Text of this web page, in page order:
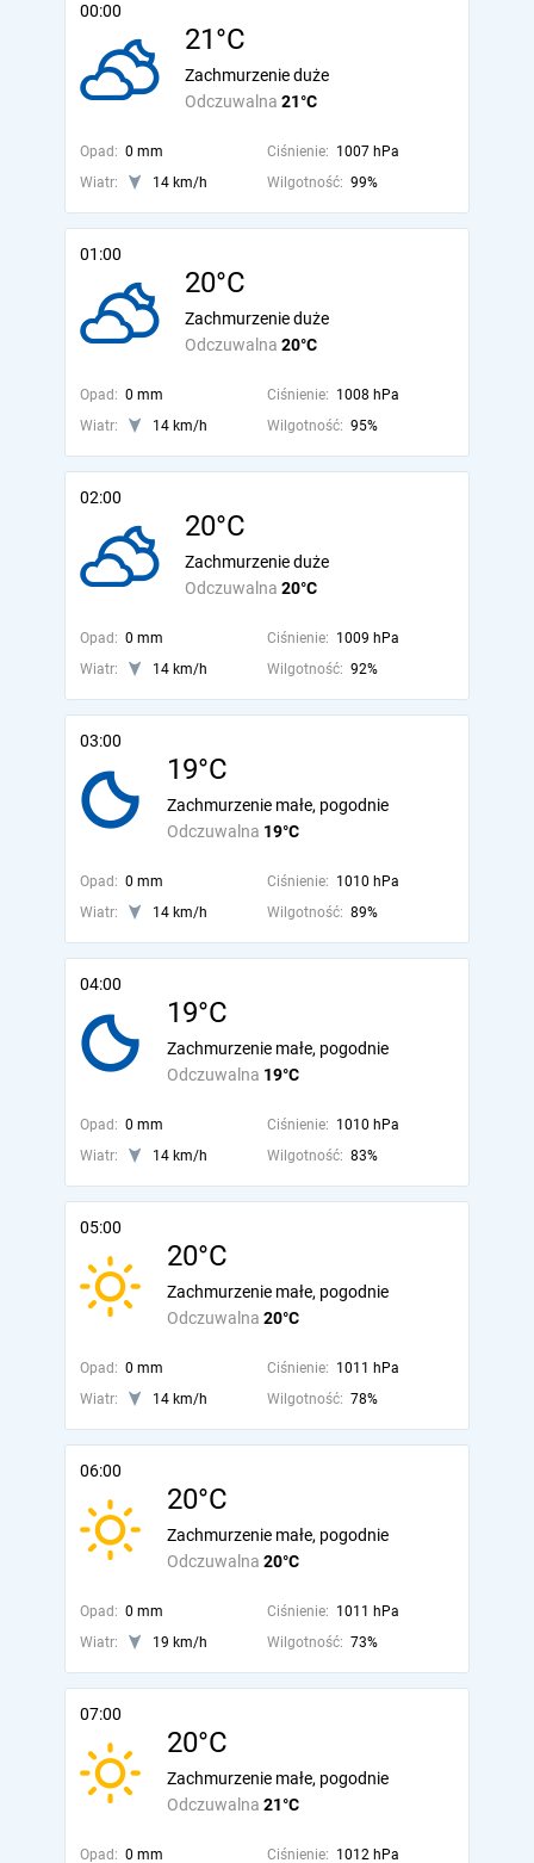
00:00
21°C
Odczuwalna 21°C
Zachmurzenie duże
Opad: 0 mm Ciśnienie: 1007 hPa
Wiatr:
14 km/h Wilgotność: 99%
01:00
20°C
Odczuwalna 20°C
Zachmurzenie duże
Opad: 0 mm Ciśnienie: 1008 hPa
Wiatr:
14 km/h Wilgotność: 95%
02:00
20°C
Odczuwalna 20°C
Zachmurzenie duże
Opad: 0 mm Ciśnienie: 1009 hPa
Wiatr:
14 km/h Wilgotność: 92%
03:00
19°C
Odczuwalna 19°C
Zachmurzenie małe, pogodnie
Opad: 0 mm Ciśnienie: 1010 hPa
Wiatr:
14 km/h Wilgotność: 89%
04:00
19°C
Odczuwalna 19°C
Zachmurzenie małe, pogodnie
Opad: 0 mm Ciśnienie: 1010 hPa
Wiatr:
14 km/h Wilgotność: 83%
05:00
20°C
Odczuwalna 20°C
Zachmurzenie małe, pogodnie
Opad: 0 mm Ciśnienie: 1011 hPa
Wiatr:
14 km/h Wilgotność: 78%
06:00
20°C
Odczuwalna 20°C
Zachmurzenie małe, pogodnie
Opad: 0 mm Ciśnienie: 1011 hPa
Wiatr:
19 km/h Wilgotność: 73%
07:00
20°C
Odczuwalna 21°C
Zachmurzenie małe, pogodnie
Opad: 0 mm Ciśnienie: 1012 hPa